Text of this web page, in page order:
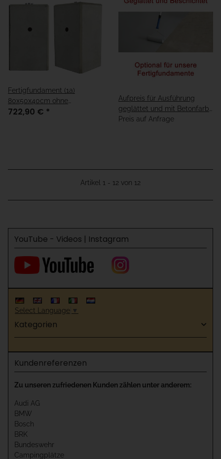
Fertigfundament (1a)
80x50x40cm ohne
Kabelleerrohre
722,90 € *
Aufpreis für Ausführung
geglättet und mit Betonfarbe
beschichtet - verschiedene
Preis auf Anfrage
Artikel 1 - 12 von 12
YouTube - Videos | Instagram
Select Language ▼
Kategorien
Kundenreferenzen
Zu unseren zufriedenen Kunden zählen unter anderem:
Audi AG
BMW
Bosch
BRK
Bundeswehr
Campingplätze